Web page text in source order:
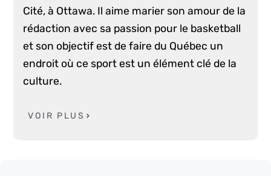
Cité, à Ottawa. Il aime marier son amour de la
rédaction avec sa passion pour le basketball
et son objectif est de faire du Québec un
endroit où ce sport est un élément clé de la
culture.
VOIR PLUS